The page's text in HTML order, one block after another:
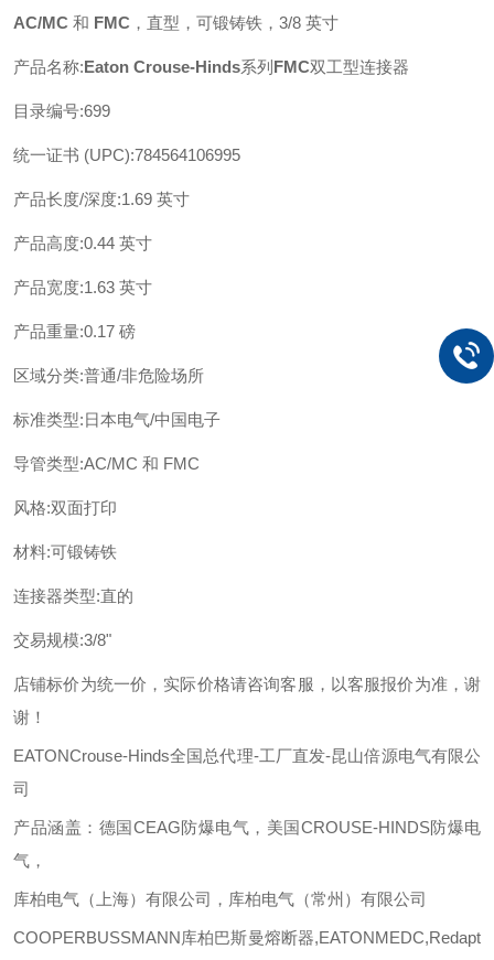
AC/MC 和 FMC ，直型，可锻铸铁， 3/8 英寸
产品名称:Eaton Crouse-Hinds系列 FMC双工型连接器
目录编号:699
统一证书 (UPC):784564106995
产品长度/深度:1.69 英寸
产品高度:0.44 英寸
产品宽度:1.63 英寸
产品重量:0.17 磅
区域分类:普通/非危险场所
标准类型:日本电气/中国电子
导管类型:AC/MC 和 FMC
风格:双面打印
材料:可锻铸铁
连接器类型:直的
交易规模:3/8"
店铺标价为统一价，实际价格请咨询客服，以客服报价为准，谢
谢！
EATONCrouse-Hinds全国总代理-工厂直发-昆山倍源电气有限公
司
产品涵盖：德国CEAG防爆电气，美国CROUSE-HINDS防爆电
气，
库柏电气（上海）有限公司，库柏电气（常州）有限公司
COOPERBUSSMANN库柏巴斯曼熔断器,EATONMEDC,Redapt